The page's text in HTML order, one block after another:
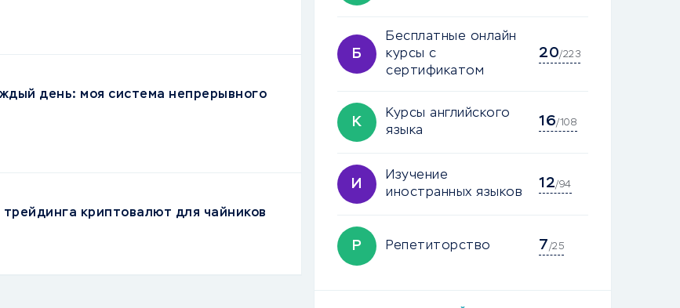
день: моя система непрерывного
криптовалют для чайников
Б
Бесплатные онлайн
курсы с
сертификатом
20/223
К
Курсы английского
языка
16/108
И
Изучение
иностранных языков
12/94
Р Репетиторство 7/25